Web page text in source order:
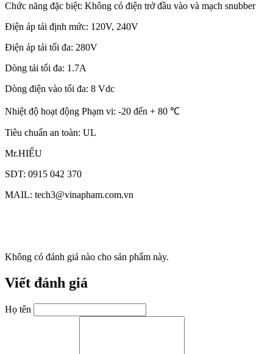
Chức năng đặc biệt: Không có điện trở đầu vào và mạch snubber
Điện áp tải định mức: 120V, 240V
Điện áp tải tối đa: 280V
Dòng tải tối đa: 1.7A
Dòng điện vào tối đa: 8 Vdc
Nhiệt độ hoạt động Phạm vi: -20 đến + 80 ℃
Tiêu chuẩn an toàn: UL
Mr.HIẾU
SDT: 0915 042 370
MAIL: tech3@vinapham.com.vn
Không có đánh giá nào cho sản phẩm này.
Viết đánh giá
Họ tên